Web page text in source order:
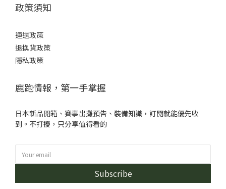
政策須知
運送政策
退換貨政策
隱私政策
鹿跑情報，第一手掌握
日本新品開箱、賽事出攤預告、裝備知識，訂閱就能優先收
到。不打擾，只分享值得看的
Subscribe